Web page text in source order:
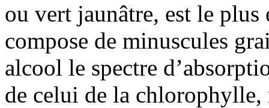
ou vert jaunâtre, est le plus
compose de minuscules
alcool le spectre
de celui de la